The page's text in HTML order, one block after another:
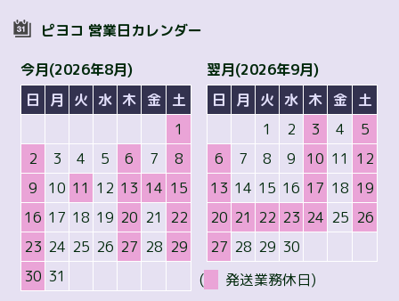
ピヨコ 営業日カレンダー
今月(2026年8月)
日
月 火 水 木 金 土
1
2
3 4 5 6 7
8
9
10 11 12 13 14 15
16 17 18 19 20 21 22
23 24 25 26 27 28 29
30 31
翌月(2026年9月)
日
月 火 水 木 金
土
1
2 3 4
5
6
7 8 9 10 11 12
13 14 15 16 17 18 19
20 21 22 23 24 25 26
27 28 29 30
(
発送業務休日)